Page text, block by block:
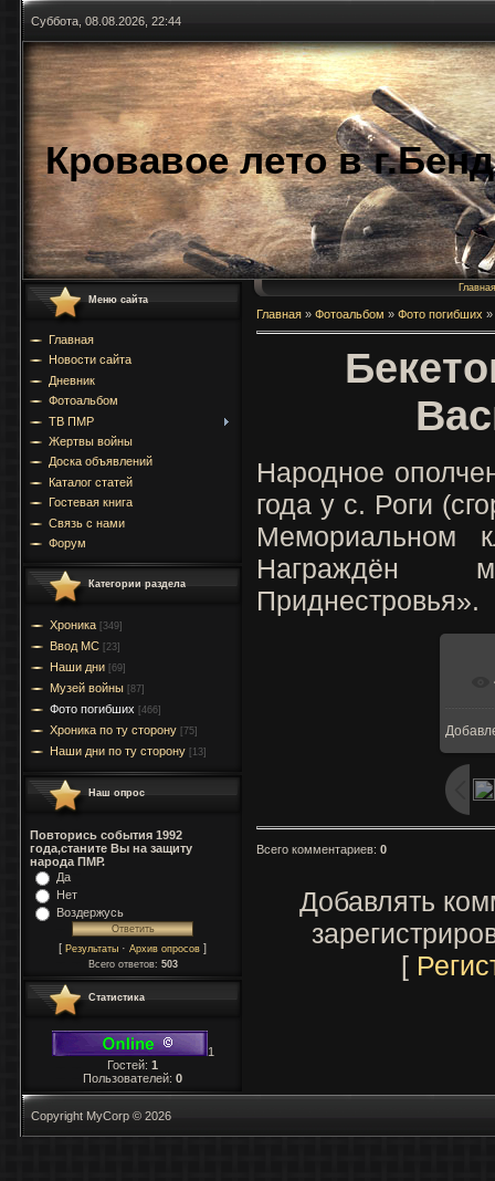
Суббота, 08.08.2026, 22:44
Кровавое лето в
Меню сайта
Главная
Новости сайта
Дневник
Фотоальбом
ТВ ПМР
Жертвы войны
Доска объявлений
Каталог статей
Гостевая книга
Связь с нами
Форум
Категории раздела
Хроника [349]
Ввод МC [23]
Наши дни [69]
Музей войны [87]
Фото погибших [466]
Хроника по ту сторону [75]
Наши дни по ту сторону [13]
Наш опрос
Повторись события 1992
года,станите Вы на защиту
народа ПМР.
Да
Нет
Воздержусь
[ Результаты · Архив опросов ]
Всего ответов: 503
Статистика
1
Гостей: 1
Пользователей: 0
Главная
Главная » Фотоальбом » Фото погибших »
Народное
года у с. Роги
Мемориальном
Награждён
Приднестровья».
Всего комментариев: 0
Добавлять
[
Copyright MyCorp © 2026